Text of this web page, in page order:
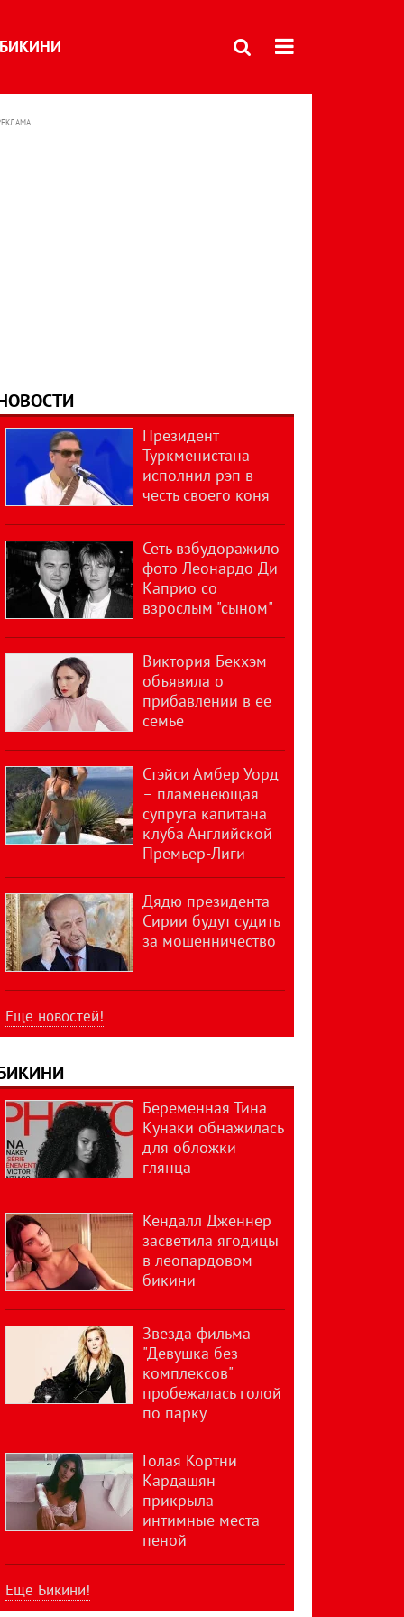
БИКИНИ
Президент
Туркменистана
исполнил рэп в
честь своего коня
Сеть взбудоражило
фото Леонардо Ди
Каприо со
взрослым "сыном"
Виктория Бекхэм
объявила о
прибавлении в ее
семье
Стэйси Амбер Уорд
– пламенеющая
супруга капитана
клуба Английской
Премьер-Лиги
Дядю президента
Сирии будут судить
за мошенничество
Еще новостей!
Беременная Тина
Кунаки обнажилась
для обложки
глянца
Кендалл Дженнер
засветила ягодицы
в леопардовом
бикини
Звезда фильма
"Девушка без
комплексов"
пробежалась голой
по парку
Голая Кортни
Кардашян
прикрыла
интимные места
пеной
Еще Бикини!